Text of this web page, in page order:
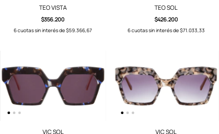
TEO VISTA
$356.200
6cuotas sin interés de$59.366,67
TEO SOL
$426.200
6cuotas sin interés de$71.033,33
VIC SOL VIC SOL